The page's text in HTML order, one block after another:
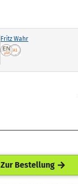
Fritz Wahr
Zur Bestellung